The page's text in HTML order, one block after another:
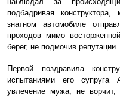
подбадривая
знатном автомобиле
проходов мимо
берег, не подмочив репутации.
Первой поздравила
испытаниями его супруга
увлечение мужа, не ворчит,